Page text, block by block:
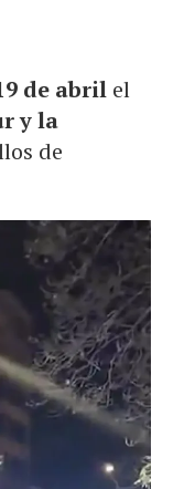
de abril el
y la
de